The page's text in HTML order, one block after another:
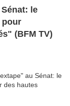
le
pour
(BFM TV)